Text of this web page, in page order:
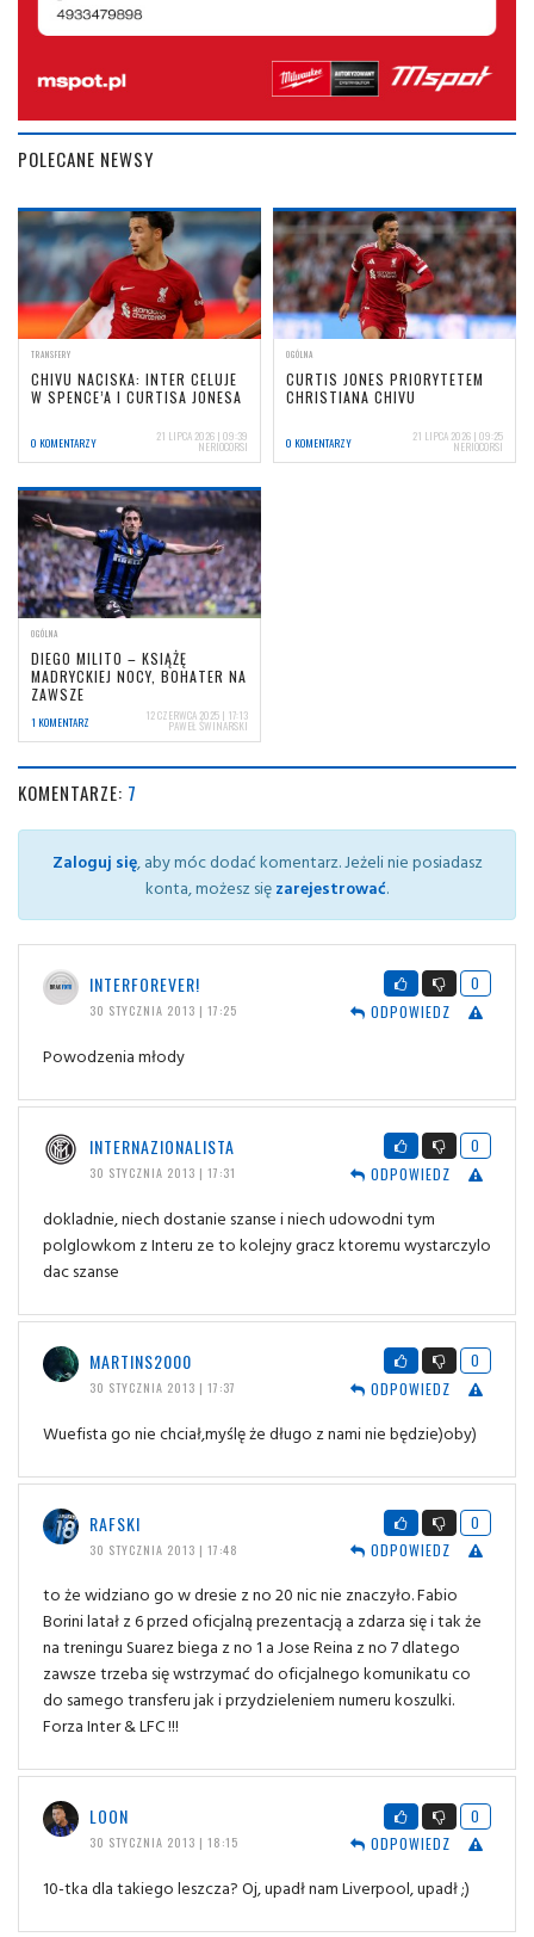
POLECANE NEWSY
TRANSFERY
CHIVU NACISKA: INTER CELUJE
W SPENCE’A I CURTISA JONESA
0 KOMENTARZY 21 LIPCA 2026 | 09:39
NERIOCORSI
OGÓLNA
CURTIS JONES PRIORYTETEM
CHRISTIANA CHIVU
0 KOMENTARZY 21 LIPCA 2026 | 09:25
NERIOCORSI
OGÓLNA
DIEGO MILITO – KSIĄŻĘ
MADRYCKIEJ NOCY, BOHATER NA
ZAWSZE
1 KOMENTARZ 12 CZERWCA 2025 | 17:13
PAWEŁ ŚWINARSKI
KOMENTARZE: 7
Zaloguj się, aby móc dodać komentarz. Jeżeli nie posiadasz
konta, możesz sięzarejestrować.
INTERFOREVER!
30 STYCZNIA 2013 | 17:25
0
ODPOWIEDZ
Powodzenia młody
INTERNAZIONALISTA
30 STYCZNIA 2013 | 17:31
0
ODPOWIEDZ
dokladnie, niech dostanie szanse i niech udowodni tym
polglowkom z Interu ze to kolejny gracz ktoremu wystarczylo
dac szanse
MARTINS2000
30 STYCZNIA 2013 | 17:37
0
ODPOWIEDZ
Wuefista go nie chciał,myślę że długo z nami nie będzie)oby)
RAFSKI
30 STYCZNIA 2013 | 17:48
0
ODPOWIEDZ
to że widziano go w dresie z no 20 nic nie znaczyło. Fabio
Borini latał z 6 przed oficjalną prezentacją a zdarza się i tak że
na treningu Suarez biega z no 1 a Jose Reina z no 7 dlatego
zawsze trzeba się wstrzymać do oficjalnego komunikatu co
do samego transferu jak i przydzieleniem numeru koszulki.
Forza Inter & LFC !!!
LOON
30 STYCZNIA 2013 | 18:15
0
ODPOWIEDZ
10-tka dla takiego leszcza? Oj, upadł nam Liverpool, upadł ;)